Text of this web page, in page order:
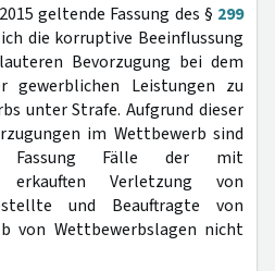
geltende Fassung des § 299
die korruptive Beeinflussung
Bevorzugung bei dem
gewerblichen Leistungen zu
unter Strafe. Aufgrund dieser
im Wettbewerb sind
Fälle der mit
erkauften Verletzung von
und Beauftragte von
von Wettbewerbslagen nicht